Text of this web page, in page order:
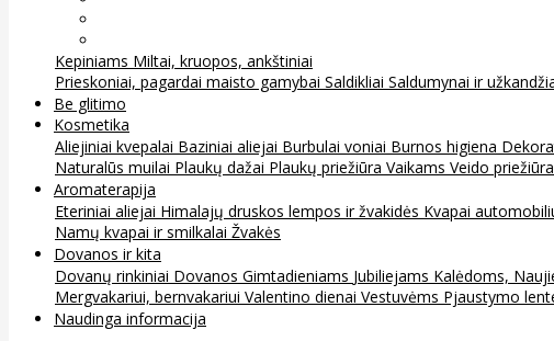
Kepiniams Miltai, kruopos, ankštiniai
Prieskoniai, pagardai maisto gamybai Saldikliai Saldumynai ir
Be glitimo
Kosmetika
Aliejiniai kvepalai Baziniai aliejai Burbulai voniai Burnos higiena
Naturalūs muilai Plaukų dažai Plaukų priežiūra Vaikams Veido priežiūra
Aromaterapija
Eteriniai aliejai Himalajų druskos lempos ir žvakidės Kvapai
Namų kvapai ir smilkalai Žvakės
Dovanos ir kita
Dovanų rinkiniai Dovanos Gimtadieniams Jubiliejams Kalėdoms,
Mergvakariui, bernvakariui Valentino dienai Vestuvėms Pjaustymo
Naudinga informacija